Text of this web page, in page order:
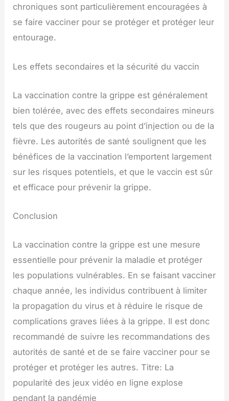
chroniques sont particulièrement encouragées à
se faire vacciner pour se protéger et protéger leur
entourage.
Les effets secondaires et la sécurité du vaccin
La vaccination contre la grippe est généralement
bien tolérée, avec des effets secondaires mineurs
tels que des rougeurs au point d’injection ou de la
fièvre. Les autorités de santé soulignent que les
bénéfices de la vaccination l’emportent largement
sur les risques potentiels, et que le vaccin est sûr
et efficace pour prévenir la grippe.
Conclusion
La vaccination contre la grippe est une mesure
essentielle pour prévenir la maladie et protéger
les populations vulnérables. En se faisant vacciner
chaque année, les individus contribuent à limiter
la propagation du virus et à réduire le risque de
complications graves liées à la grippe. Il est donc
recommandé de suivre les recommandations des
autorités de santé et de se faire vacciner pour se
protéger et protéger les autres. Titre: La
popularité des jeux vidéo en ligne explose
pendant la pandémie